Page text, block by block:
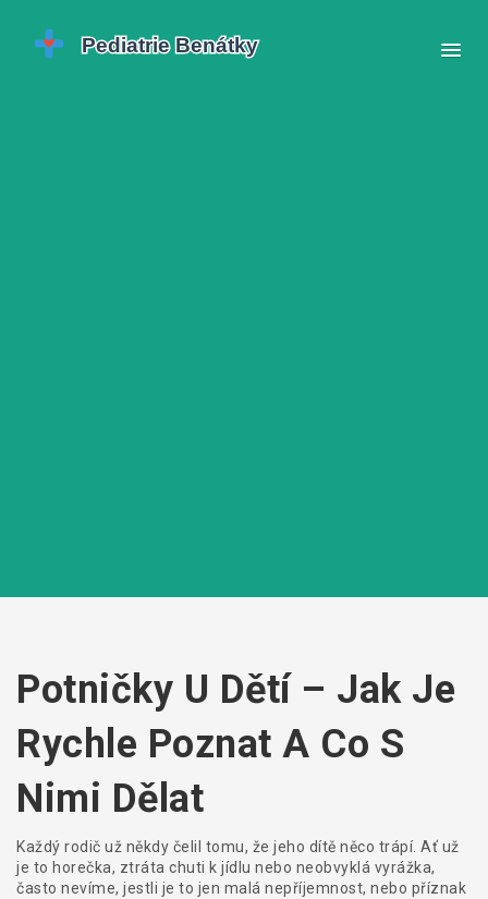
Potničky U Dětí – Jak Je
Rychle Poznat A Co S
Nimi Dělat
Každý rodič už někdy čelil tomu, že jeho dítě něco trápí. Ať už
je to horečka, ztráta chuti k jídlu nebo neobvyklá vyrážka,
často nevíme, jestli je to jen malá nepříjemnost, nebo příznak